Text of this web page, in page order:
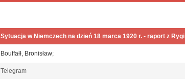
Sytuacja w Niemczech na dzień 18 marca 1920 r. - raport z Rygi
Bouffałł, Bronisław;
Telegram